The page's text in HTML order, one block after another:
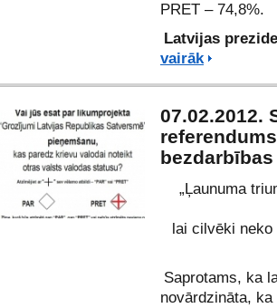
PRET – 74,8%.
Latvijas
vairāk
07.02.2012.
„Ļaunuma
lai cilvēki neko
Saprotams, ka
novārdzināta,